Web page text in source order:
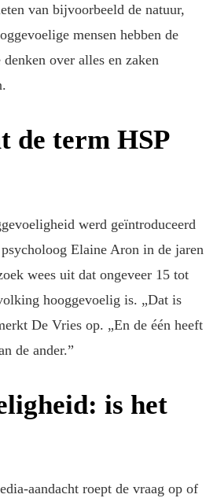
van bijvoorbeeld de natuur,
mensen hebben de
over alles en zaken
de term HSP
werd geïntroduceerd
Elaine Aron in de jaren
wees uit dat ongeveer 15 tot
hooggevoelig is. „Dat is
De Vries op. „En de één heeft
de ander.”
is het
aandacht roept de vraag op of